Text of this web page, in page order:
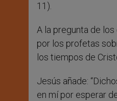
11).
A la pregunta de
por los profetas
los tiempos de
Jesús añade:
en mí por esperar